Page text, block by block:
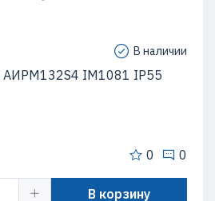
В наличии
АИРМ132S4 IM1081 IP55
0 0
В корзину